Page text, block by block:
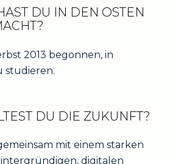
DU IN DEN OSTEN
2013 begonnen, in
studieren.
DU DIE ZUKUNFT?
mit einem starken
digitalen